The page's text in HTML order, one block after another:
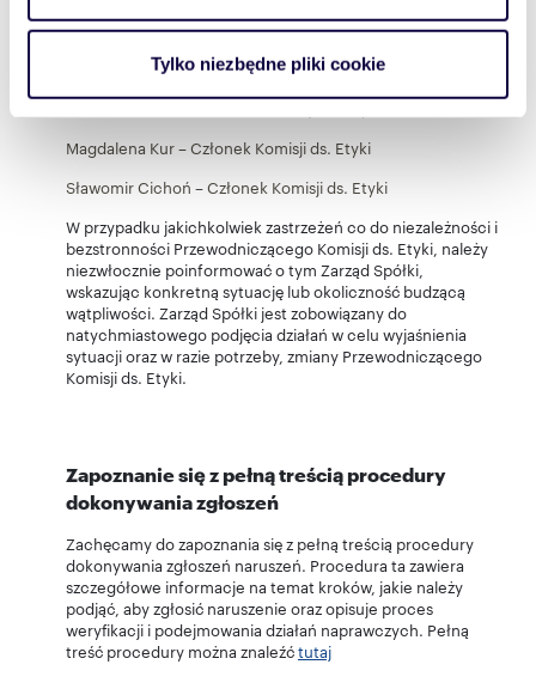
Dowiedz się więcej odnośnie tego, jak Twoje osobiste
dane są przetwarzane oraz ustaw własne preferencje w
zmienić lub wycofać swoją zgodę w dowolnej chwili.
i reklam, aby oferować funkcje społecznościowe i
analizować ruch w naszej witrynie. Informacje o tym, jak
korzystasz z naszej witryny, udostępniamy partnerom
społecznościowym, reklamowym i analitycznym.
Partnerzy mogą połączyć te informacje z innymi danymi
otrzymanymi od Ciebie lub uzyskanymi podczas
korzystania z ich usług.
Tylko niezbędne pliki cookie
Paweł Bednarz – Przewodniczący Komisji ds. Etyki
Joanna Jachym-Zych – Członek Komisji ds. Etyki
Magdalena Kur – Członek Komisji ds. Etyki
Sławomir Cichoń – Członek Komisji ds. Etyki
W przypadku jakichkolwiek zastrzeżeń co do niezależności i
bezstronności Przewodniczącego Komisji ds. Etyki, należy
niezwłocznie poinformować o tym Zarząd Spółki,
wskazując konkretną sytuację lub okoliczność budzącą
wątpliwości. Zarząd Spółki jest zobowiązany do
natychmiastowego podjęcia działań w celu wyjaśnienia
sytuacji oraz w razie potrzeby, zmiany Przewodniczącego
Komisji ds. Etyki.
Zapoznanie się z pełną treścią procedury
dokonywania zgłoszeń
Zachęcamy do zapoznania się z pełną treścią procedury
dokonywania zgłoszeń naruszeń. Procedura ta zawiera
szczegółowe informacje na temat kroków, jakie należy
podjąć, aby zgłosić naruszenie oraz opisuje proces
weryfikacji i podejmowania działań naprawczych. Pełną
treść procedury można znaleźćtutaj